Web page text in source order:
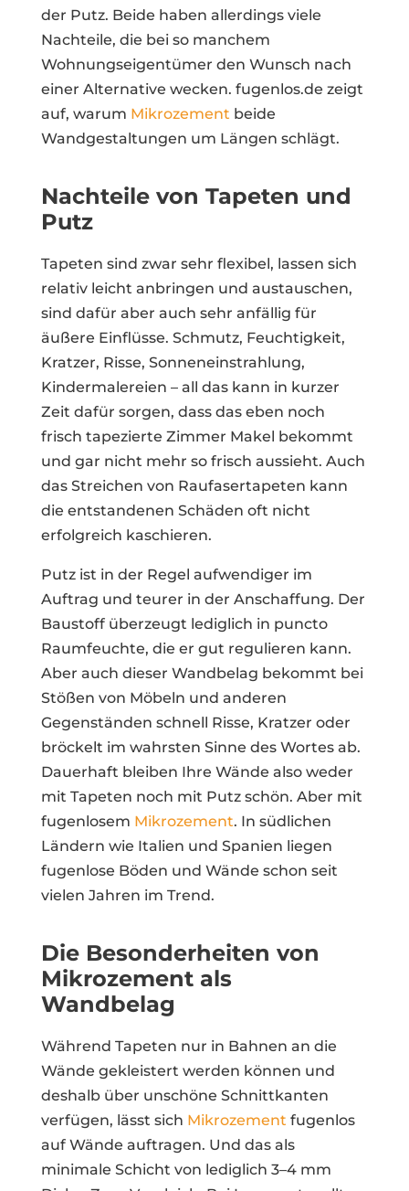
der Putz. Beide haben allerdings viele
Nachteile, die bei so manchem
Wohnungseigentümer den Wunsch nach
einer Alternative wecken. fugenlos.de zeigt
auf, warum Mikrozement beide
Wandgestaltungen um Längen schlägt.
Nachteile von Tapeten und
Putz
Tapeten sind zwar sehr flexibel, lassen sich
relativ leicht anbringen und austauschen,
sind dafür aber auch sehr anfällig für
äußere Einflüsse. Schmutz, Feuchtigkeit,
Kratzer, Risse, Sonneneinstrahlung,
Kindermalereien – all das kann in kurzer
Zeit dafür sorgen, dass das eben noch
frisch tapezierte Zimmer Makel bekommt
und gar nicht mehr so frisch aussieht. Auch
das Streichen von Raufasertapeten kann
die entstandenen Schäden oft nicht
erfolgreich kaschieren.
Putz ist in der Regel aufwendiger im
Auftrag und teurer in der Anschaffung. Der
Baustoff überzeugt lediglich in puncto
Raumfeuchte, die er gut regulieren kann.
Aber auch dieser Wandbelag bekommt bei
Stößen von Möbeln und anderen
Gegenständen schnell Risse, Kratzer oder
bröckelt im wahrsten Sinne des Wortes ab.
Dauerhaft bleiben Ihre Wände also weder
mit Tapeten noch mit Putz schön. Aber mit
fugenlosem Mikrozement. In südlichen
Ländern wie Italien und Spanien liegen
fugenlose Böden und Wände schon seit
vielen Jahren im Trend.
Die Besonderheiten von
Mikrozement als
Wandbelag
Während Tapeten nur in Bahnen an die
Wände gekleistert werden können und
deshalb über unschöne Schnittkanten
verfügen, lässt sich Mikrozement fugenlos
auf Wände auftragen. Und das als
minimale Schicht von lediglich 3–4 mm